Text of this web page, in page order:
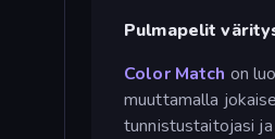
Pulmapelit
Color Match on
muuttamalla
tunnistustaitojasi